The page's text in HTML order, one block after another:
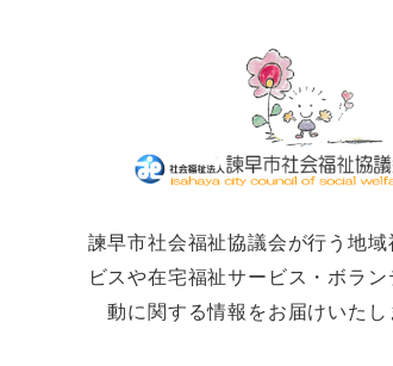
諫早市社会福祉協議会が行う地域
ビスや在宅福祉サービス・ボラ
動に関する情報をお届けいたし